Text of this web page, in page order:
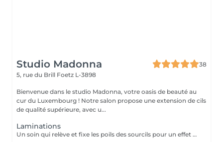
Studio Madonna
38
5, rue du Brill Foetz L-3898
Bienvenue dans le studio Madonna, votre oasis de beauté au
cur du Luxembourg ! Notre salon propose une extension de cils
de qualité supérieure, avec u...
Laminations
Un soin qui relève et fixe les poils des sourcils pour un effet naturel, soigné et plus fourni.